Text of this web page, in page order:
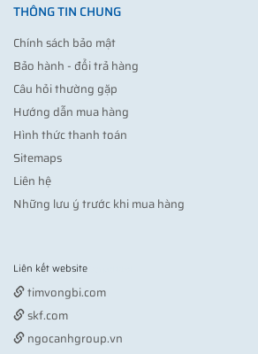
THÔNG TIN CHUNG
Chính sách bảo mật
Bảo hành - đổi trả hàng
Câu hỏi thường gặp
Hướng dẫn mua hàng
Hình thức thanh toán
Sitemaps
Liên hệ
Những lưu ý trước khi mua hàng
Liên kết website
timvongbi.com
skf.com
ngocanhgroup.vn